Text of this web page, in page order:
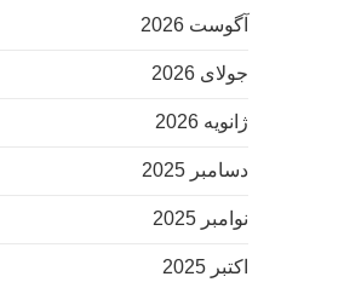
آگوست 2026
جولای 2026
ژانویه 2026
دسامبر 2025
نوامبر 2025
اکتبر 2025